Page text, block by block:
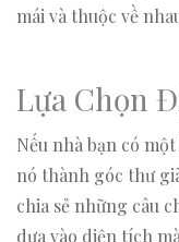
mái và thuộc về
Lựa Chọn
Nếu nhà bạn có
nó thành góc thư
chia sẻ những câu
dựa vào diện tích